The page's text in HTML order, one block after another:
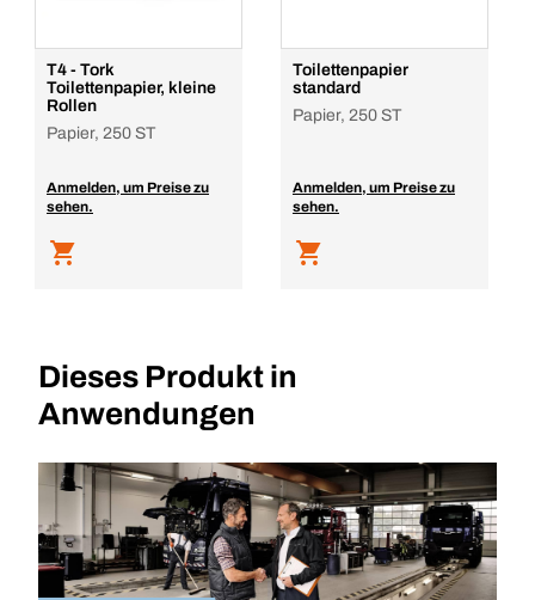
T4 - Tork
Toilettenpapier, kleine
Rollen
Papier, 250 ST
Anmelden, um Preise zu
sehen.
Toilettenpapier
standard
Papier, 250 ST
Anmelden, um Preise zu
sehen.
Dieses Produkt in
Anwendungen